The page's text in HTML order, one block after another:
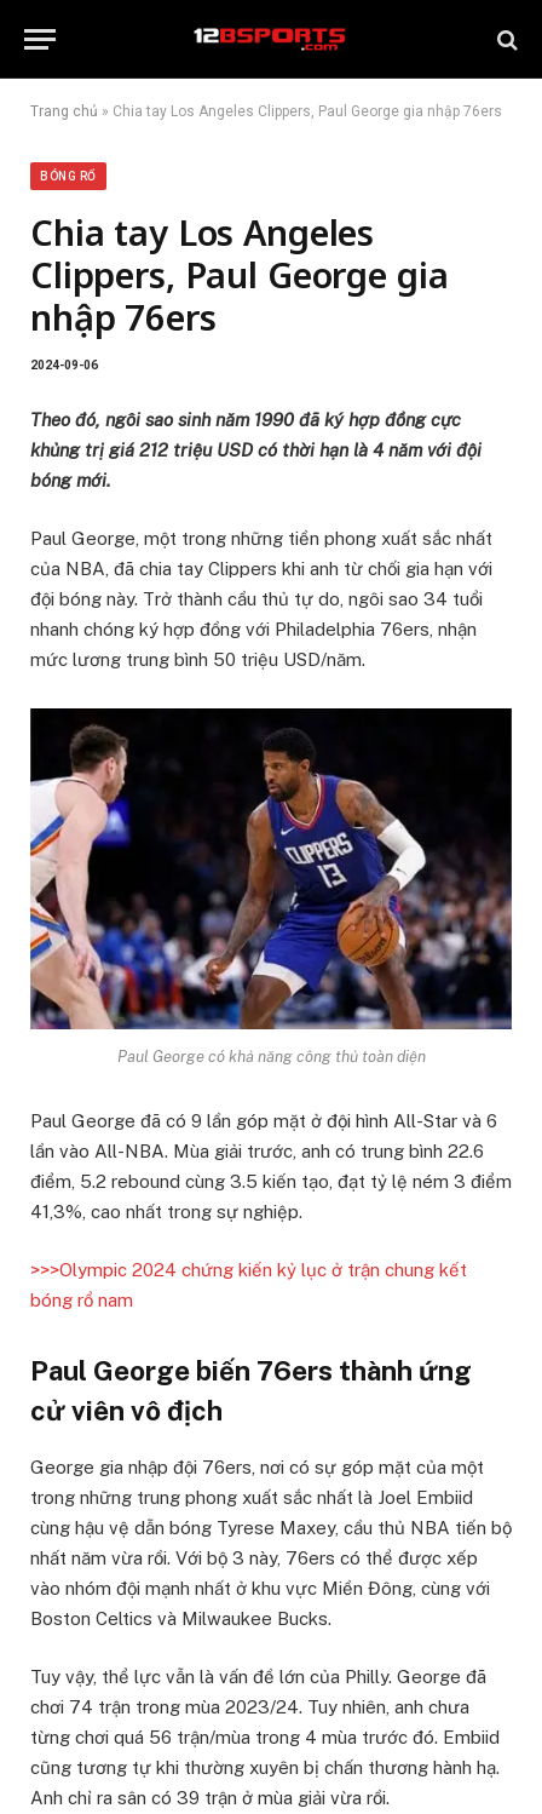
Trang chủ » Chia tay Los Angeles Clippers, Paul George gia nhập 76ers
BÓNG RỔ
Chia tay Los Angeles
Clippers, Paul George gia
nhập 76ers
2024-09-06
Theo đó, ngôi sao sinh năm 1990 đã ký hợp đồng cực
khủng trị giá 212 triệu USD có thời hạn là 4 năm với đội
bóng mới.
Paul George, một trong những tiền phong xuất sắc nhất
của NBA, đã chia tay Clippers khi anh từ chối gia hạn với
đội bóng này. Trở thành cầu thủ tự do, ngôi sao 34 tuổi
nhanh chóng ký hợp đồng với Philadelphia 76ers, nhận
mức lương trung bình 50 triệu USD/năm.
Paul George có khả năng công thủ toàn diện
Paul George đã có 9 lần góp mặt ở đội hình All-Star và 6
lần vào All-NBA. Mùa giải trước, anh có trung bình 22.6
điểm, 5.2 rebound cùng 3.5 kiến ​​tạo, đạt tỷ lệ ném 3 điểm
41,3%, cao nhất trong sự nghiệp.
>>>Olympic 2024 chứng kiến kỷ lục ở trận chung kết
bóng rổ nam
Paul George biến 76ers thành ứng
cử viên vô địch
George gia nhập đội 76ers, nơi có sự góp mặt của một
trong những trung phong xuất sắc nhất là Joel Embiid
cùng hậu vệ dẫn bóng Tyrese Maxey, cầu thủ NBA tiến bộ
nhất năm vừa rồi. Với bộ 3 này, 76ers có thể được xếp
vào nhóm đội mạnh nhất ở khu vực Miền Đông, cùng với
Boston Celtics và Milwaukee Bucks.
Tuy vậy, thể lực vẫn là vấn đề lớn của Philly. George đã
chơi 74 trận trong mùa 2023/24. Tuy nhiên, anh chưa
từng chơi quá 56 trận/mùa trong 4 mùa trước đó. Embiid
cũng tương tự khi thường xuyên bị chấn thương hành hạ.
Anh chỉ ra sân có 39 trận ở mùa giải vừa rồi.